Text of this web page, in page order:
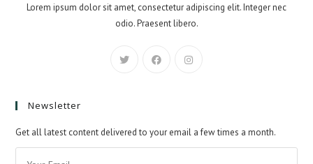
Lorem ipsum dolor sit amet, consectetur adipiscing elit. Integer nec
odio. Praesent libero.
Newsletter
Get all latest content delivered to your email a few times a month.